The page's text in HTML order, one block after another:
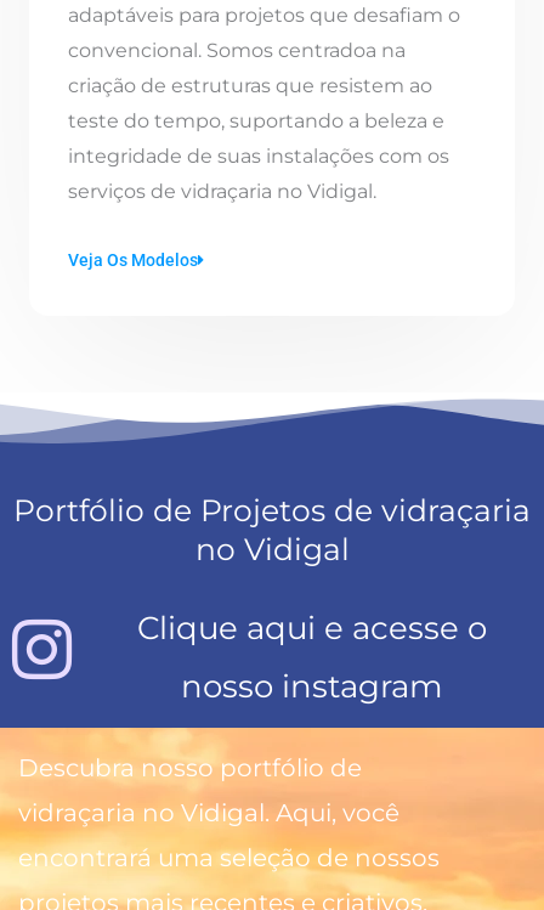
adaptáveis para projetos que desafiam o
convencional. Somos centradoa na
criação de estruturas que resistem ao
teste do tempo, suportando a beleza e
integridade de suas instalações com os
serviços de vidraçaria no Vidigal.
Veja Os Modelos
Portfólio de Projetos de vidraçaria
no Vidigal
Clique aqui e acesse o
nosso instagram
Descubra nosso portfólio de
vidraçaria no Vidigal. Aqui, você
encontrará uma seleção de nossos
projetos mais recentes e criativos,